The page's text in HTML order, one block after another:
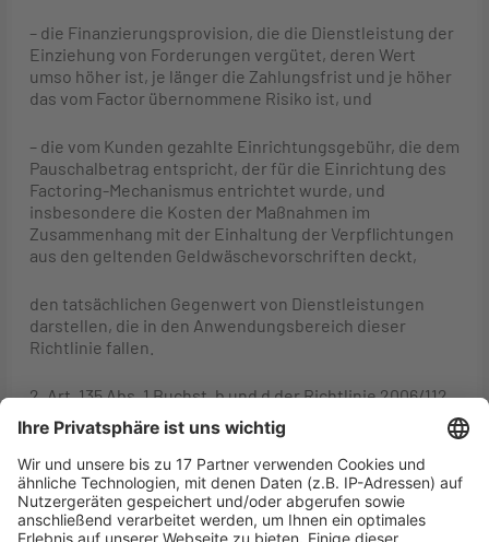
– die Finanzierungsprovision, die die Dienstleistung der
Einziehung von Forderungen vergütet, deren Wert
umso höher ist, je länger die Zahlungsfrist und je höher
das vom Factor übernommene Risiko ist, und
– die vom Kunden gezahlte Einrichtungsgebühr, die dem
Pauschalbetrag entspricht, der für die Einrichtung des
Factoring-Mechanismus entrichtet wurde, und
insbesondere die Kosten der Maßnahmen im
Zusammenhang mit der Einhaltung der Verpflichtungen
aus den geltenden Geldwäschevorschriften deckt,
den tatsächlichen Gegenwert von Dienstleistungen
darstellen, die in den Anwendungsbereich dieser
Richtlinie fallen.
2. Art. 135 Abs. 1 Buchst. b und d der Richtlinie 2006/112
ist dahin auszulegen, dass
– die Finanzierungsprovision, die die Dienstleistung der
Einziehung von Forderungen vergütet, deren Wert
umso höher ist, je länger die Zahlungsfrist und je höher
das vom Factor übernommene Risiko ist, und